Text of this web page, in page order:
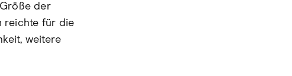
der
reichte für die
weitere